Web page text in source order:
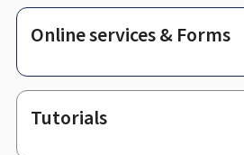
Online services & Forms
Tutorials